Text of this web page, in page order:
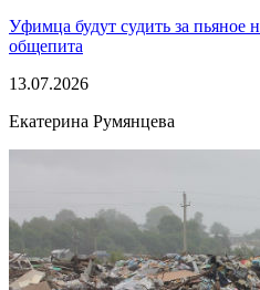
Уфимца будут судить за пьяное
общепита
13.07.2026
Екатерина Румянцева